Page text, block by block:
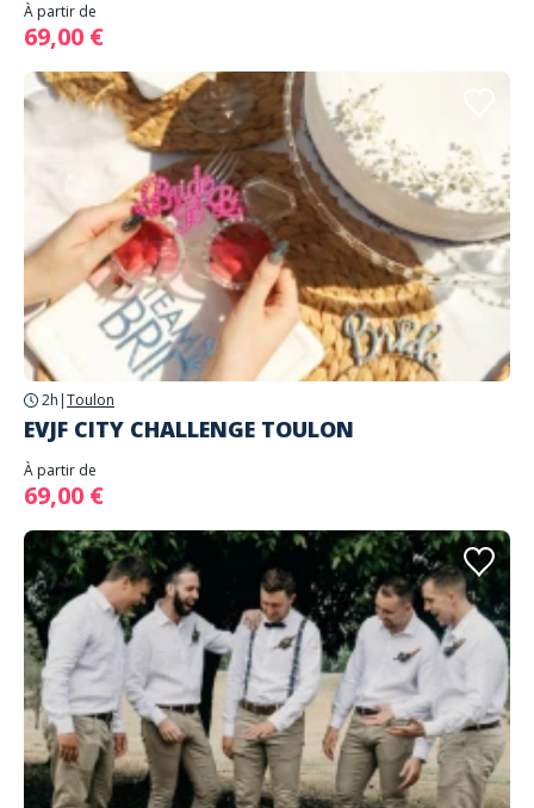
À partir de
69,00 €
2h |Toulon
EVJF CITY CHALLENGE TOULON
À partir de
69,00 €